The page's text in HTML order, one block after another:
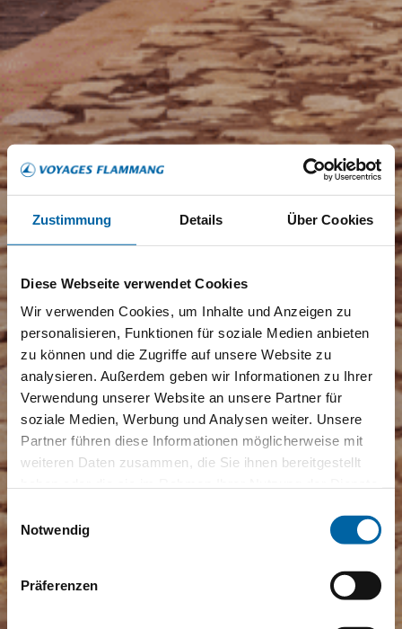
Zustimmung Details Über Cookies
Diese Webseite verwendet Cookies
Wir verwenden Cookies, um Inhalte und Anzeigen zu
personalisieren, Funktionen für soziale Medien anbieten
zu können und die Zugriffe auf unsere Website zu
analysieren. Außerdem geben wir Informationen zu Ihrer
Verwendung unserer Website an unsere Partner für
soziale Medien, Werbung und Analysen weiter. Unsere
Partner führen diese Informationen möglicherweise mit
weiteren Daten zusammen, die Sie ihnen bereitgestellt
Einwilligungsauswahl
Notwendig
Präferenzen